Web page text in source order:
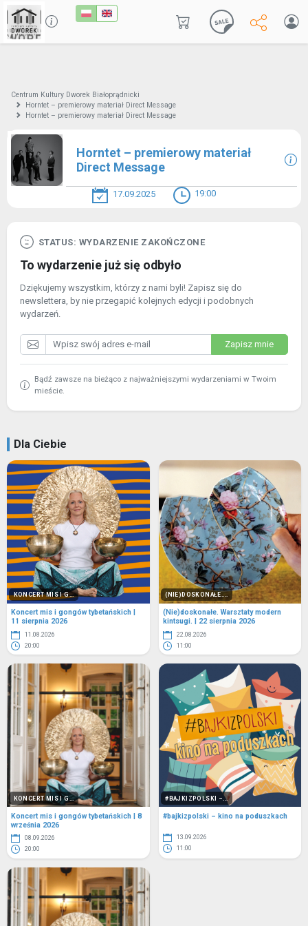
Centrum Kultury Dworek Białoprądnicki
Horntet – premierowy materiał Direct Message
Horntet – premierowy materiał Direct Message
Horntet – premierowy materiał
Direct Message
17.09.2025 19:00
STATUS: WYDARZENIE ZAKOŃCZONE
To wydarzenie już się odbyło
Dziękujemy wszystkim, którzy z nami byli! Zapisz się do
newslettera, by nie przegapić kolejnych edycji i podobnych
wydarzeń.
Zapisz mnie
Bądź zawsze na bieżąco z najważniejszymi wydarzeniami w Twoim
mieście.
Dla Ciebie
KONCERT MIS I G...
Koncert mis i gongów tybetańskich |
11 sierpnia 2026
11.08.2026
20:00
(NIE)DOSKONAŁE....
(Nie)doskonałe. Warsztaty modern
kintsugi. | 22 sierpnia 2026
22.08.2026
11:00
KONCERT MIS I G...
Koncert mis i gongów tybetańskich | 8
września 2026
08.09.2026
20:00
#BAJKIZPOLSKI –...
#bajkizpolski – kino na poduszkach
13.09.2026
11:00